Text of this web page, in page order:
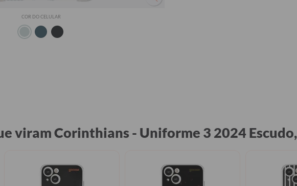
COR DO CELULAR
viram Corinthians - Uniforme 3 2024